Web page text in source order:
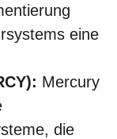
eine
Mercury
die